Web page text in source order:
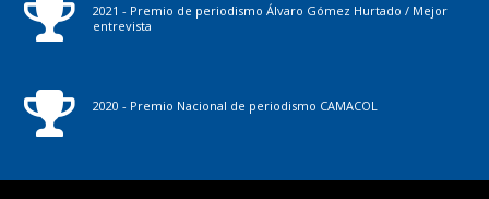
2021 - Premio de periodismo Álvaro Gómez Hurtado / Mejor
entrevista
2020 - Premio Nacional de periodismo CAMACOL